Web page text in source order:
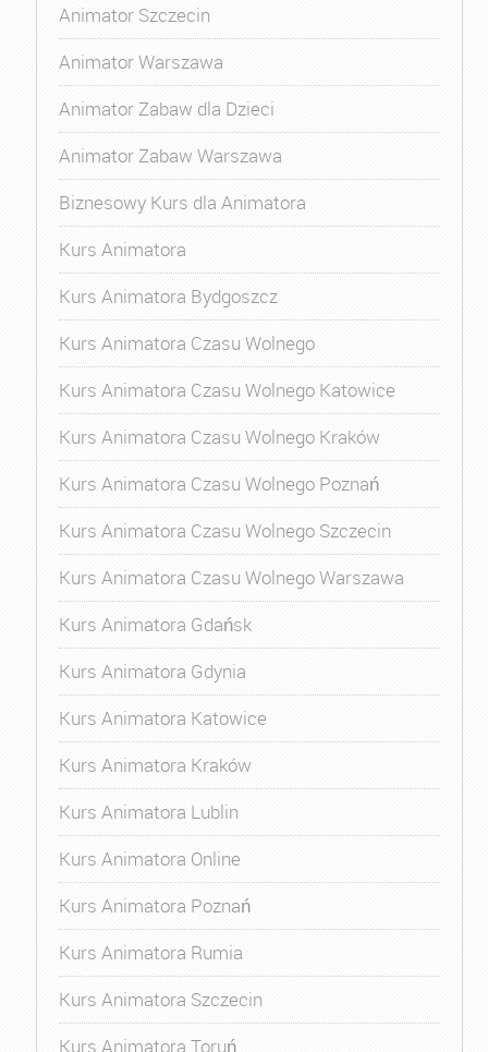
Animator Szczecin
Animator Warszawa
Animator Zabaw dla Dzieci
Animator Zabaw Warszawa
Biznesowy Kurs dla Animatora
Kurs Animatora
Kurs Animatora Bydgoszcz
Kurs Animatora Czasu Wolnego
Kurs Animatora Czasu Wolnego Katowice
Kurs Animatora Czasu Wolnego Kraków
Kurs Animatora Czasu Wolnego Poznań
Kurs Animatora Czasu Wolnego Szczecin
Kurs Animatora Czasu Wolnego Warszawa
Kurs Animatora Gdańsk
Kurs Animatora Gdynia
Kurs Animatora Katowice
Kurs Animatora Kraków
Kurs Animatora Lublin
Kurs Animatora Online
Kurs Animatora Poznań
Kurs Animatora Rumia
Kurs Animatora Szczecin
Kurs Animatora Toruń